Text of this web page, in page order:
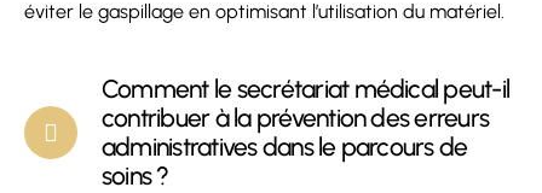
éviter le gaspillage en optimisant l’utilisation du matériel.
Comment le secrétariat médical peut-il
contribuer à la prévention des erreurs
administratives dans le parcours de
soins ?